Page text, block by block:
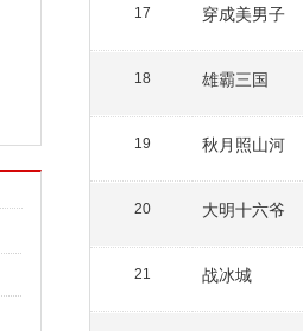
17 穿成美男子
18 雄霸三国
19 秋月照山河
20 大明十六爷
21 战冰城